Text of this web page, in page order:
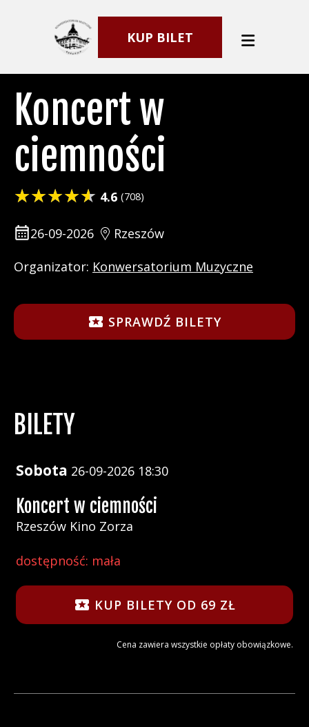
KUP BILET
Koncert w
ciemności
4.6 (708)
26-09-2026
Rzeszów
Organizator: Konwersatorium Muzyczne
SPRAWDŹ BILETY
BILETY
Sobota 26-09-2026 18:30
Koncert w ciemności
Rzeszów Kino Zorza
dostępność: mała
KUP BILETY OD 69 ZŁ
Cena zawiera wszystkie opłaty obowiązkowe.